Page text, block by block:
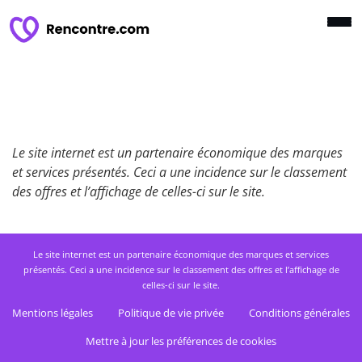
Le site internet est un partenaire économique des marques
et services présentés. Ceci a une incidence sur le classement
des offres et l’affichage de celles-ci sur le site.
Le site internet est un partenaire économique des marques et services
présentés. Ceci a une incidence sur le classement des offres et l’affichage de
celles-ci sur le site.
Mentions légales Politique de vie privée
Conditions générales
Mettre à jour les préférences de cookies